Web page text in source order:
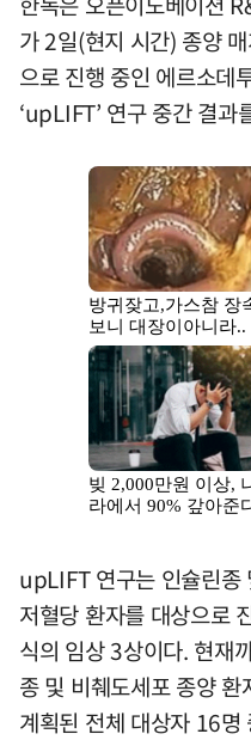
가 2일(현지 시간) 종양
으로 진행 중인 에르소데
‘upLIFT’ 연구 중간 결
upLIFT 연구는 인슐린종
저혈당 환자를 대상으로
식의 임상 3상이다. 현재
종 및 비췌도세포 종양
계획된 전체 대상자 16